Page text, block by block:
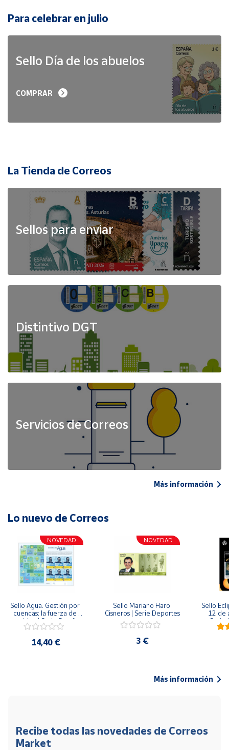
Para celebrar en julio
Sello Día de los abuelos
COMPRAR
La Tienda de Correos
Sellos para enviar
Distintivo DGT
Servicios de Correos
Más información
Lo nuevo de Correos
NOVEDAD
Sello Agua. Gestión por
cuencas: la fuerza de
una idea.| Serie España
ES| Pliego Premium
14,40 €
NOVEDAD
Sello Mariano Haro
Cisneros | Serie Deportes
3 €
Sello
12 de
Serie
Más información
Recibe todas las novedades de Correos
Market